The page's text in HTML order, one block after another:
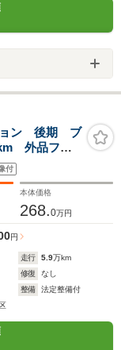
ョン 後期 ブ
外品フル
イムゲイン
イト パワ
付
本体価格
268.0万円
円
走行 5.9万km
修復
なし
整備
法定整備付